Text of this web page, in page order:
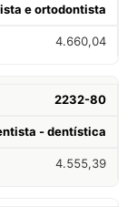
e ortodontista
4.660,04
2232-80
- dentística
4.555,39